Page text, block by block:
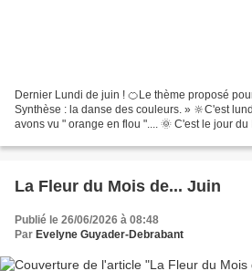
Dernier Lundi de juin ! 🍊Le thème proposé
Synthèse : la danse des couleurs. » 🔆C'est
avons vu " orange en flou ".... 🌞 C'est le jour
La Fleur du Mois de... Juin
Publié le 26/06/2026 à 08:48
Par Evelyne Guyader-Debrabant